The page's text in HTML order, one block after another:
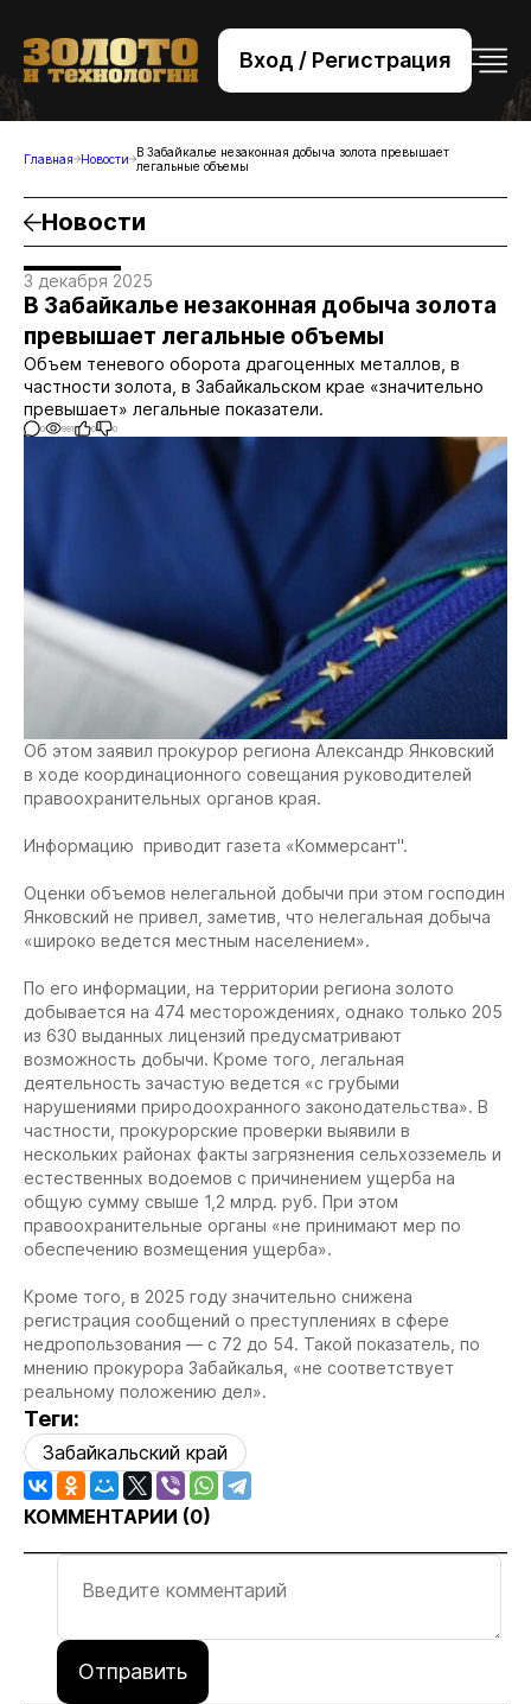
Вход / Регистрация
+7 (495) 221-76-32
bsv@zolteh.ru
Главная Новости В Забайкалье незаконная добыча золота превышает
легальные объемы
Новости
3 декабря 2025
В Забайкалье незаконная добыча золота
превышает легальные объемы
Объем теневого оборота драгоценных металлов, в
частности золота, в Забайкальском крае «значительно
превышает» легальные показатели.
0 981 0 0
Об этом заявил прокурор региона Александр Янковский
в ходе координационного совещания руководителей
правоохранительных органов края.
Информацию приводит газета «Коммерсант".
Оценки объемов нелегальной добычи при этом господин
Янковский не привел, заметив, что нелегальная добыча
«широко ведется местным населением».
По его информации, на территории региона золото
добывается на 474 месторождениях, однако только 205
из 630 выданных лицензий предусматривают
возможность добычи. Кроме того, легальная
деятельность зачастую ведется «с грубыми
нарушениями природоохранного законодательства». В
частности, прокурорские проверки выявили в
нескольких районах факты загрязнения сельхозземель и
естественных водоемов с причинением ущерба на
общую сумму свыше 1,2 млрд. руб. При этом
правоохранительные органы «не принимают мер по
обеспечению возмещения ущерба».
Кроме того, в 2025 году значительно снижена
регистрация сообщений о преступлениях в сфере
недропользования — с 72 до 54. Такой показатель, по
мнению прокурора Забайкалья, «не соответствует
реальному положению дел».
Теги:
Забайкальский край
КОММЕНТАРИИ (0)
Отправить